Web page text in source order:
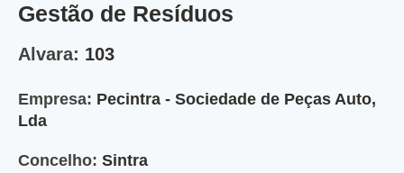
Gestão de Resíduos
Alvara: 103
Empresa: Pecintra - Sociedade de Peças Auto,
Lda
Concelho: Sintra